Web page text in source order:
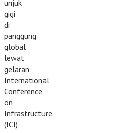
unjuk
gigi
di
panggung
global
lewat
gelaran
International
Conference
on
Infrastructure
(ICI)